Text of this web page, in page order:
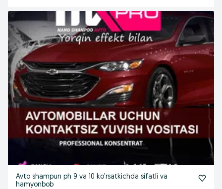
Avto shampun ph 9 va 10 ko’rsatkichda sifatli va
hamyonbob